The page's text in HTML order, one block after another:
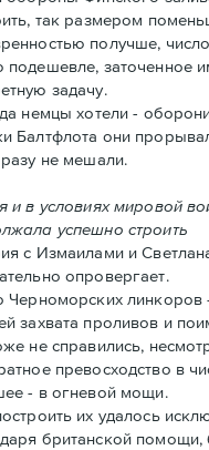
так размером
получше,
подешевле, заточенное
задачу.
немцы хотели -
Балтфлота они
не мешали.
и в условиях мировой
успешно строить
с Измаилами и
опровергает.
Черноморских линкоров
захвата проливов и
не справились,
превосходство в
- в огневой мощи.
их удалось
британской помощи,